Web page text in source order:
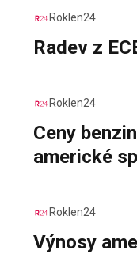
Roklen24
Radev z
Roklen24
Ceny
americké
Roklen24
Výnosy